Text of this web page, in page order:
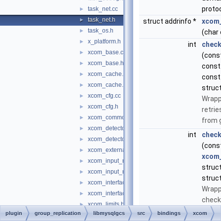
► task_net.cc
► task_net.h
► task_os.h
► x_platform.h
► xcom_base.cc
► xcom_base.h
► xcom_cache.cc
► xcom_cache.h
► xcom_cfg.cc
► xcom_cfg.h
► xcom_common.h
► xcom_detector.cc
► xcom_detector.h
► xcom_externals.h
► xcom_input_request.cc
► xcom_input_request.h
► xcom_interface.cc
► xcom_interface.h
► xcom_limits.h
► xcom_logger.h
struct addrinfo *
(char
int
const
from
int
plugin group_replication libmysqlgcs src bindings xcom